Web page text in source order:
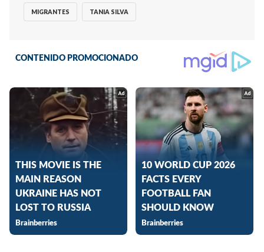
MIGRANTES TANIA SILVA